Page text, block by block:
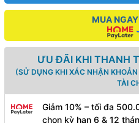
MUA
ƯU ĐÃI KHI THANH
(SỬ DỤNG KHI XÁC NHẬN
TÀI
Giảm 10% – tối đa
chọn kỳ hạn 6 & 12